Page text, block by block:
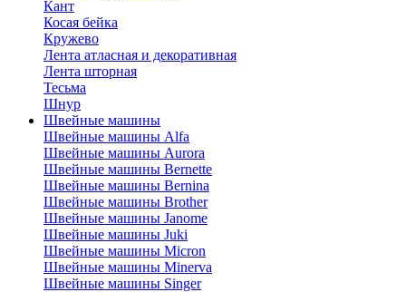
Кант
Косая бейка
Кружево
Лента aтласная и декоративная
Лента шторная
Тесьма
Шнур
Швейные машины
Швейные машины Alfa
Швейные машины Aurora
Швейные машины Bernette
Швейные машины Bernina
Швейные машины Brother
Швейные машины Janome
Швейные машины Juki
Швейные машины Micron
Швейные машины Minerva
Швейные машины Singer